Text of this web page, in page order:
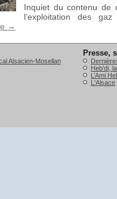
Inquiet du contenu de
l’exploitation des
→
Alsacien-Mosellan
Presse,
Heb'di,
L’Ami
L'Alsace